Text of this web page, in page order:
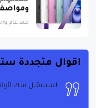
منذ عام
اقوال متجددة
المستقبل ملك